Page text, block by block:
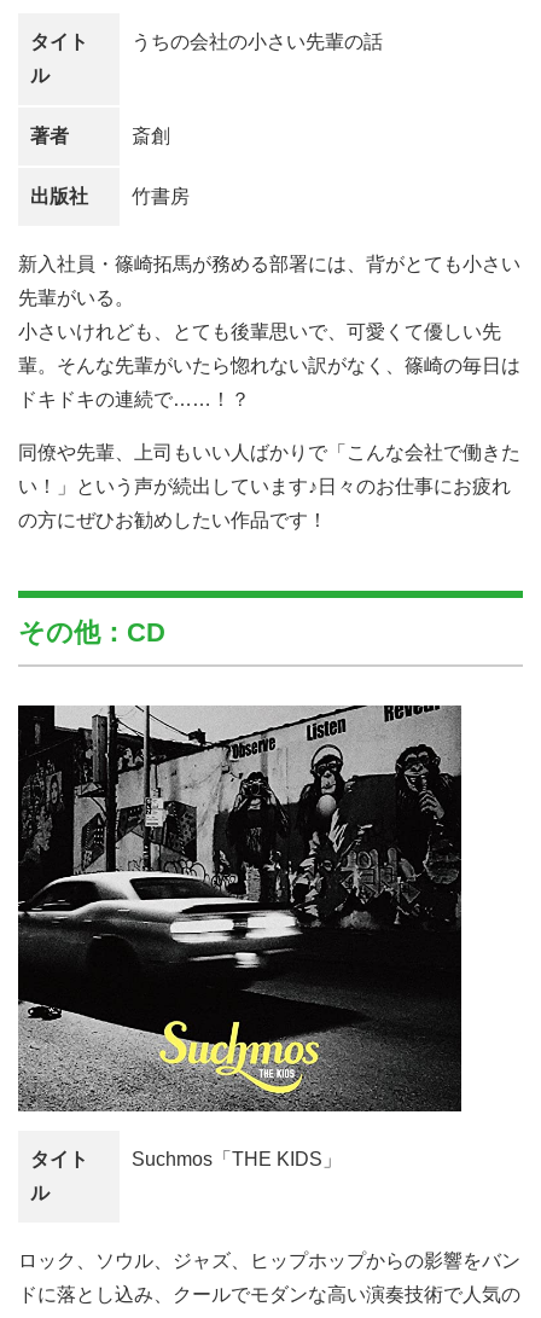
タイト
ル
うちの会社の小さい先輩の話
著者 斎創
出版社 竹書房
新入社員・篠崎拓馬が務める部署には、背がとても小さい
先輩がいる。
小さいけれども、とても後輩思いで、可愛くて優しい先
輩。そんな先輩がいたら惚れない訳がなく、篠崎の毎日は
ドキドキの連続で……！？
同僚や先輩、上司もいい人ばかりで「こんな会社で働きた
い！」という声が続出しています♪日々のお仕事にお疲れ
の方にぜひお勧めしたい作品です！
その他：CD
タイト
ル
Suchmos「THE KIDS」
ロック、ソウル、ジャズ、ヒップホップからの影響をバン
ドに落とし込み、クールでモダンな高い演奏技術で人気の